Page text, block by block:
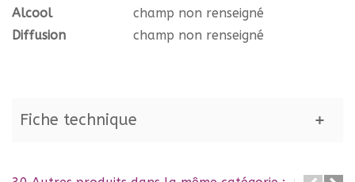
Alcool
champ non renseigné
Diffusion
champ non renseigné
Fiche technique